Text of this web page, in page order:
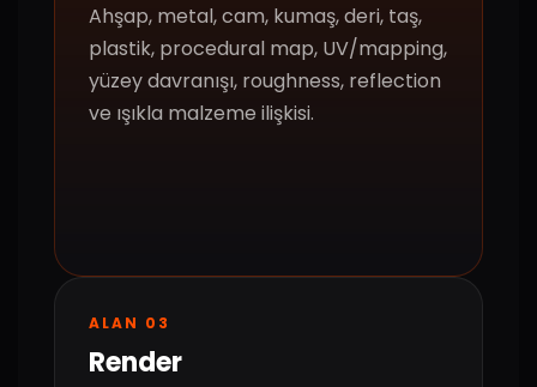
Ahşap, metal, cam, kumaş, deri, taş,
plastik, procedural map, UV/mapping,
yüzey davranışı, roughness, reflection
ve ışıkla malzeme ilişkisi.
ALAN 03
Render